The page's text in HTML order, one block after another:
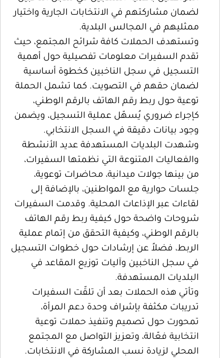
لضمان مشاركتهم في الانتخابات الجارية واختيار
ممثليهم في المجالس البلدية.
وتستهدف الحملات كافة شرائح المجتمع، حيث
تقدم السفيرات معلومات تفصيلية حول أهمية
التسجيل في سجل الناخبين كخطوة أساسية
لضمان حقهم في التصويت. كما تشمل الحملة
توعية حول ربط رقم الهاتف بالرقم الوطني،
كإجراء ضروري يُسهّل عملية التسجيل، ويضمن
وجود بيانات دقيقة في السجل الانتخابي.
وشهدت البلديات المستهدفة عديد الأنشطة
والفعاليات المتنوعة التي نظمتها السفيرات،
من بينها جولات ميدانية، محاضرات توعوية،
جلسات حوارية مع المواطنين، بالإضافة إلى
لقاءات عبر الإذاعات المحلية. وقدمت السفيرات
شروحات واضحة حول كيفية ربط رقم الهاتف
بالرقم الوطني، وكيفية التحقق من إتمام عملية
الربط، فضلاً عن إرشادات حول خطوات التسجيل
في سجل الناخبين وآليات توزيع المقاعد في
البلديات المستهدفة.
وتأتي هذه الحملات بعد أن تلقّت السفيرات
تدريبات مكثفة بإشراف وحدة دعم المرأة،
تمحورت حول تصميم وتنفيذ حملات توعية
انتخابية فعّالة، وتعزيز التواصل مع المجتمع
المحلي لزيادة نسب المشاركة في الانتخابات.